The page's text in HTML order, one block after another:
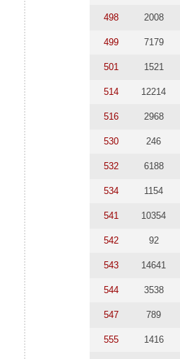
498 2008
499 7179
501 1521
514 12214
516 2968
530 246
532 6188
534 1154
541 10354
542 92
543 14641
544 3538
547 789
555 1416